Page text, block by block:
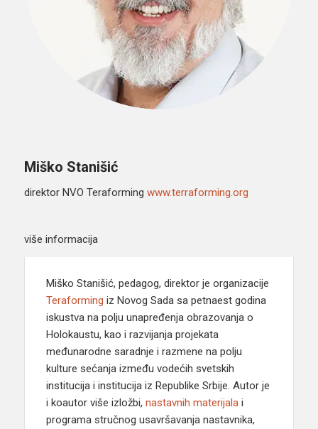
Miško Stanišić
direktor NVO Teraforming www.terraforming.org
više informacija
Miško Stanišić, pedagog, direktor je organizacije
Teraforming iz Novog Sada sa petnaest godina
iskustva na polju unapređenja obrazovanja o
Holokaustu, kao i razvijanja projekata
međunarodne saradnje i razmene na polju
kulture sećanja između vodećih svetskih
institucija i institucija iz Republike Srbije. Autor je
i koautor više izložbi, nastavnih materijalai
programa stručnog usavršavanja nastavnika,